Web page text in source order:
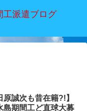
工派遣ブログ
原誠次も昔在籍?!】
島期間工ど直球大募